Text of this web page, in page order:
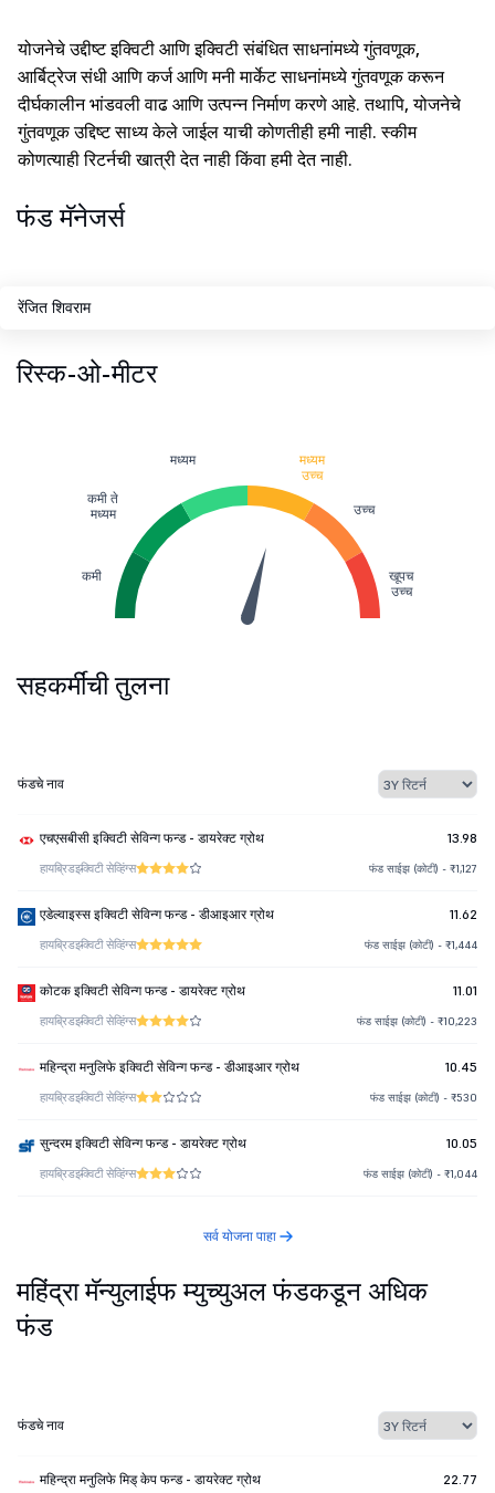
योजनेचे उद्दीष्ट इक्विटी आणि इक्विटी संबंधित साधनांमध्ये गुंतवणूक,
आर्बिट्रेज संधी आणि कर्ज आणि मनी मार्केट साधनांमध्ये गुंतवणूक करून
दीर्घकालीन भांडवली वाढ आणि उत्पन्न निर्माण करणे आहे. तथापि, योजनेचे
गुंतवणूक उद्दिष्ट साध्य केले जाईल याची कोणतीही हमी नाही. स्कीम
कोणत्याही रिटर्नची खात्री देत नाही किंवा हमी देत नाही.
फंड मॅनेजर्स
रेंजित शिवराम
रिस्क-ओ-मीटर
कमी
कमी ते
मध्यम
मध्यम
मध्यम
उच्च
उच्च
खूपच
उच्च
सहकर्मींची तुलना
फंडचे नाव
एचएसबीसी इक्विटी सेविन्ग फन्ड - डायरेक्ट ग्रोथ 13.98
हायब्रिडइक्विटी सेव्हिंग्स फंड साईझ (कोटी) - ₹1,127
एडेल्वाइस्स इक्विटी सेविन्ग फन्ड - डीआइआर ग्रोथ 11.62
हायब्रिडइक्विटी सेव्हिंग्स फंड साईझ (कोटी) - ₹1,444
कोटक इक्विटी सेविन्ग फन्ड - डायरेक्ट ग्रोथ 11.01
हायब्रिडइक्विटी सेव्हिंग्स फंड साईझ (कोटी) - ₹10,223
महिन्द्रा मनुलिफे इक्विटी सेविन्ग फन्ड - डीआइआर ग्रोथ 10.45
हायब्रिडइक्विटी सेव्हिंग्स फंड साईझ (कोटी) - ₹530
सुन्दरम इक्विटी सेविन्ग फन्ड - डायरेक्ट ग्रोथ 10.05
हायब्रिडइक्विटी सेव्हिंग्स फंड साईझ (कोटी) - ₹1,044
सर्व योजना पाहा
महिंद्रा मॅन्युलाईफ म्युच्युअल फंडकडून अधिक
फंड
फंडचे नाव
महिन्द्रा मनुलिफे मिड् केप फन्ड - डायरेक्ट ग्रोथ 22.77